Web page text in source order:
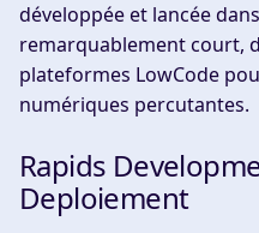
développée et lancée
remarquablement court,
plateformes LowCode
numériques percutantes.
Rapids
Deploiement